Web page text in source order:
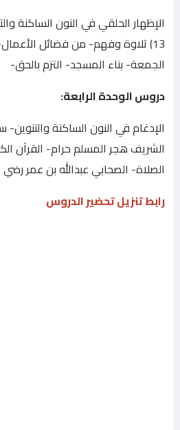
13) تلاوة وفهم- من فضائل
الجمعة- بناء المسجد- التزم بالحق-
دروس الوحدة الرابعة:
الشريف هجر المسلم حرام- القرآن
الصلاة- الصحابي عبدالله بن عمر رضي
رابط تنزيل تحضير الدروس